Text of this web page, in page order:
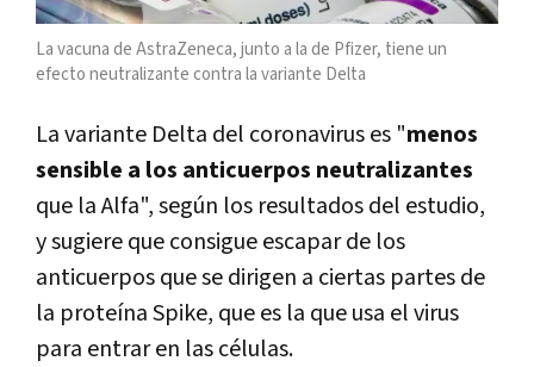
La vacuna de AstraZeneca, junto a la de Pfizer, tiene un
efecto neutralizante contra la variante Delta
La variante Delta del coronavirus es "menos
sensible a los anticuerpos neutralizantes
que la Alfa", según los resultados del estudio,
y sugiere que consigue escapar de los
anticuerpos que se dirigen a ciertas partes de
la proteína Spike, que es la que usa el virus
para entrar en las células.